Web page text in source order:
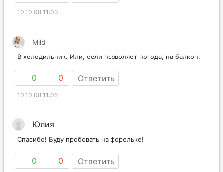
10.10.08 11:03
Mild
В холодильник. Или, если позволяет погода, на балкон.
0 0 Ответить
10.10.08 11:05
Юлия
Спасибо! Буду пробовать на форельке!
0 0 Ответить